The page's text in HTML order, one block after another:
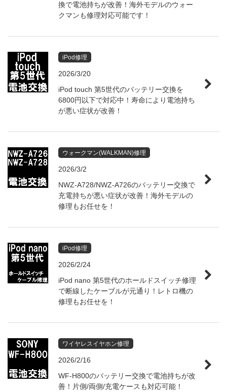
換で電池持ちが改善！海外モデルのウォー
クマンも修理対応可能です！
iPod修理
2026/3/20
iPod touch 第5世代のバッテリー交換を
6800円以下で対応中！寿命により電池持ち
が悪い症状が改善！
ウォークマン(WALKMAN)修理
2026/3/2
NWZ-A728/NWZ-A726のバッテリー交換で
充電持ちが悪い症状が改善！海外モデルの
修理もお任せを！
iPod修理
2026/2/24
iPod nano 第5世代のホールドスイッチ修理
で断線したケーブルが元通り！レトロ機の
修理もお任せを！
ワイヤレスイヤホン修理
2026/2/16
WF-H800のバッテリー交換で電池持ちが改
善！片側/両側/充電ケースも対応可能！